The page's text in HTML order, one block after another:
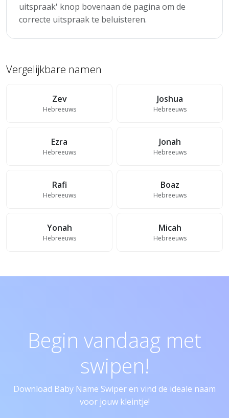
uitspraak' knop bovenaan de pagina om de
correcte uitspraak te beluisteren.
Vergelijkbare namen
Zev
Hebreeuws
Joshua
Hebreeuws
Ezra
Hebreeuws
Jonah
Hebreeuws
Rafi
Hebreeuws
Boaz
Hebreeuws
Yonah
Hebreeuws
Micah
Hebreeuws
Begin vandaag met
swipen!
Download Baby Name Swiper en vind de ideale naam
voor jouw kleintje!